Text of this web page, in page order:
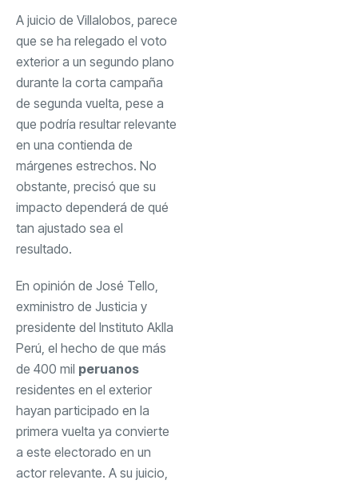
A juicio de Villalobos, parece
que se ha relegado el voto
exterior a un segundo plano
durante la corta campaña
de segunda vuelta, pese a
que podría resultar relevante
en una contienda de
márgenes estrechos. No
obstante, precisó que su
impacto dependerá de qué
tan ajustado sea el
resultado.
En opinión de José Tello,
exministro de Justicia y
presidente del Instituto Aklla
Perú, el hecho de que más
de 400 mil peruanos
residentes en el exterior
hayan participado en la
primera vuelta ya convierte
a este electorado en un
actor relevante. A su juicio,